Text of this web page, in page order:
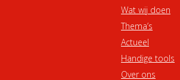
Wat wij doen
Thema’s
Actueel
Handige tools
Over ons